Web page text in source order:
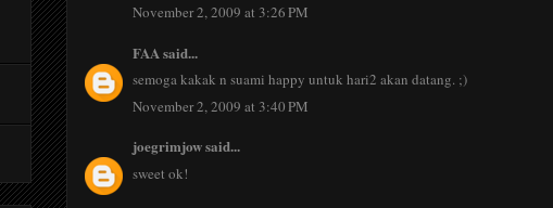
November 2, 2009 at 3:26 PM
FAA said...
semoga kakak n suami happy untuk hari2 akan datang. ;)
November 2, 2009 at 3:40 PM
joegrimjowsaid...
sweet ok!